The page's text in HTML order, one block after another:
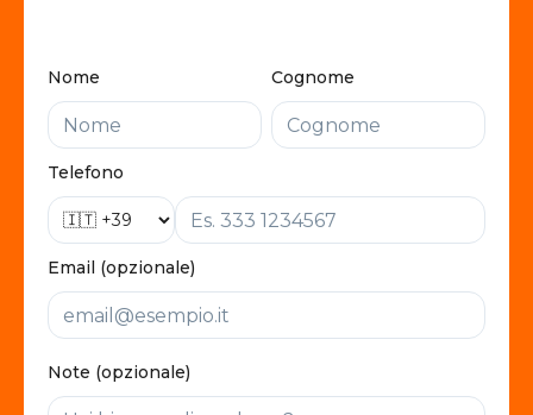
Nome Cognome
Telefono
Email (opzionale)
Note (opzionale)